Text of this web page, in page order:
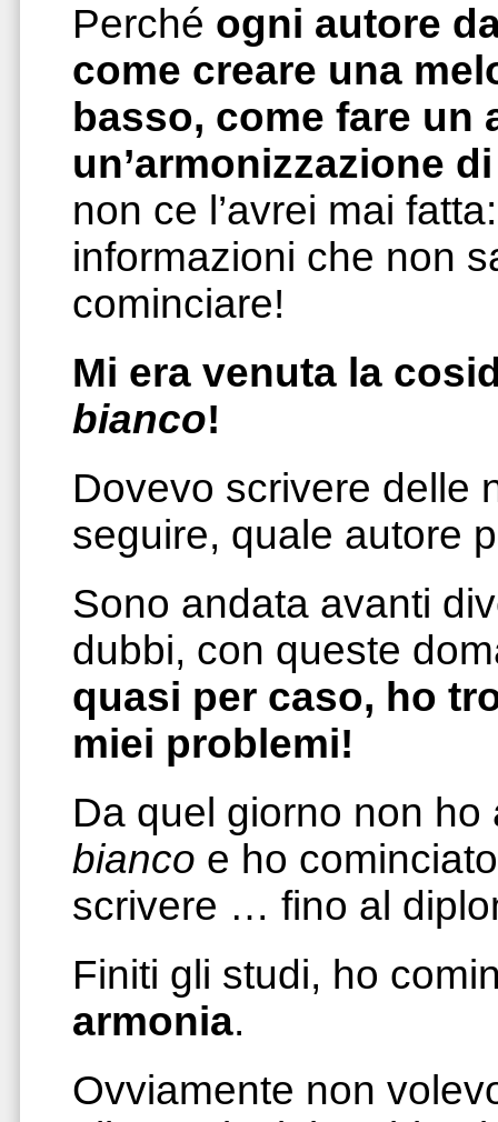
Perché ogni autore
come creare una
basso, come fare un
un’armonizzazione
non ce l’avrei mai
informazioni che non
cominciare!
Mi era venuta la
bianco!
Dovevo scrivere delle
seguire, quale autore
Sono andata avanti
dubbi, con queste
quasi per caso, ho
miei problemi!
Da quel giorno non
bianco e ho
scrivere … fino al
Finiti gli studi, ho
armonia.
Ovviamente non